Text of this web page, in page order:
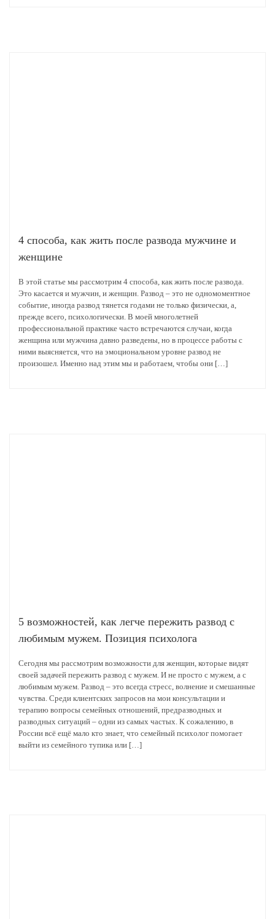
4 способа, как жить после развода мужчине и
женщине
В этой статье мы рассмотрим 4 способа, как жить после развода.
Это касается и мужчин, и женщин. Развод – это не одномоментное
событие, иногда развод тянется годами не только физически, а,
прежде всего, психологически. В моей многолетней
профессиональной практике часто встречаются случаи, когда
женщина или мужчина давно разведены, но в процессе работы с
ними выясняется, что на эмоциональном уровне развод не
произошел. Именно над этим мы и работаем, чтобы они […]
5 возможностей, как легче пережить развод с
любимым мужем. Позиция психолога
Сегодня мы рассмотрим возможности для женщин, которые видят
своей задачей пережить развод с мужем. И не просто с мужем, а с
любимым мужем. Развод – это всегда стресс, волнение и смешанные
чувства. Среди клиентских запросов на мои консультации и
терапию вопросы семейных отношений, предразводных и
разводных ситуаций – одни из самых частых. К сожалению, в
России всё ещё мало кто знает, что семейный психолог помогает
выйти из семейного тупика или […]